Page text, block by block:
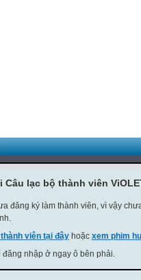
lạc bộ thành viên
đăng ký làm thành viên, vì vậy
viên tại đây hoặc xem phim
đăng nhập ở ngay ô bên phải.